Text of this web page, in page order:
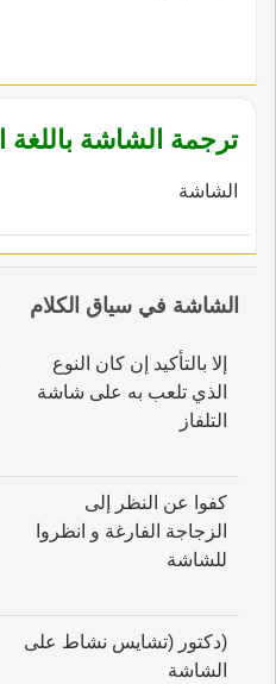
ترجمة الشاشة باللغة
الشاشة
الشاشة في سياق الكلام
إلا بالتأكيد إن كان النوع
الذي تلعب به على شاشة
التلفاز
كفوا عن النظر إلى
الزجاجة الفارغة و انظروا
للشاشة
(دكتور (تشايس نشاط على
الشاشة